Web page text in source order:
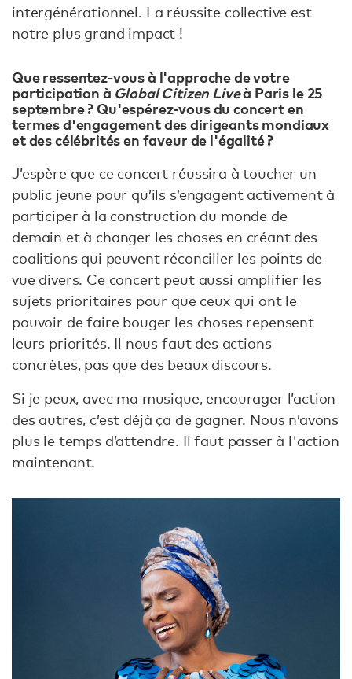
intergénérationnel. La réussite collective est
notre plus grand impact !
Que ressentez-vous à l'approche de votre
participation à Global Citizen Liveà Paris le 25
septembre ? Qu'espérez-vous du concert en
termes d'engagement des dirigeants mondiaux
et des célébrités en faveur de l'égalité ?
J’espère que ce concert réussira à toucher un
public jeune pour qu’ils s’engagent activement à
participer à la construction du monde de
demain et à changer les choses en créant des
coalitions qui peuvent réconcilier les points de
vue divers. Ce concert peut aussi amplifier les
sujets prioritaires pour que ceux qui ont le
pouvoir de faire bouger les choses repensent
leurs priorités. Il nous faut des actions
concrètes, pas que des beaux discours.
Si je peux, avec ma musique, encourager l’action
des autres, c’est déjà ça de gagner. Nous n’avons
plus le temps d’attendre. Il faut passer à l'action
maintenant.